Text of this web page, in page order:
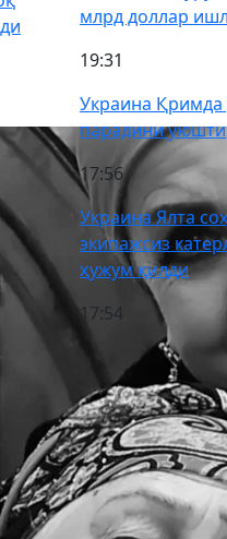
млрд доллар
19:31
Украина Қримда
парадини
17:56
Украина Ялта
экипажсиз
ҳужум қилди
17:54